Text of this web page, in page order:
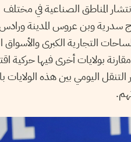
المناطق الصناعية في مختلف
ومقرين وبرج سدرية وبن عروس المدينة
التجارية الكبرى والأسواق
بولايات أخرى فيها حركية
اليومي بين هذه الولايات